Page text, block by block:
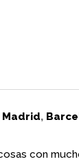
Madrid,
con